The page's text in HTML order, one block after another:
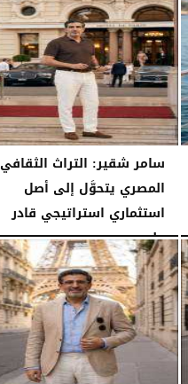
سامر شقير: التراث الثقافي
المصري يتحوَّل إلى أصل
استثماري استراتيجي قادر
على...
الأحد، 26 يوليو 2026 07:16 مـ